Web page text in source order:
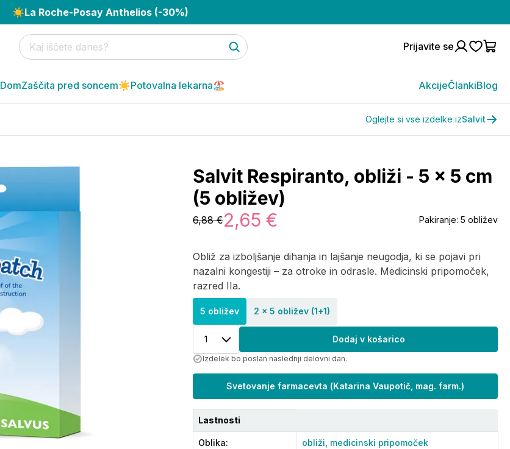
☀️La Roche-Posay Anthelios (-30%)
Prijavite se
DomZaščita pred soncem☀️Potovalna lekarna🏖️ AkcijeČlankiBlog
Oglejte si vse izdelke izSalvit
Salvit Respiranto, obliži - 5 x 5 cm
(5 obližev)
Obliž za izboljšanje dihanja in lajšanje neugodja, ki se pojavi pri
nazalni kongestiji – za otroke in odrasle. Medicinski pripomoček,
razred IIa.
5 obližev 2 x 5 obližev (1+1)
6,88 €2,65 € Pakiranje: 5 obližev
1 Dodaj v košarico
Izdelek bo poslan naslednji delovni dan.
Svetovanje farmacevta (Katarina Vaupotič, mag. farm.)
Lastnosti
Oblika: obliži, medicinski pripomoček